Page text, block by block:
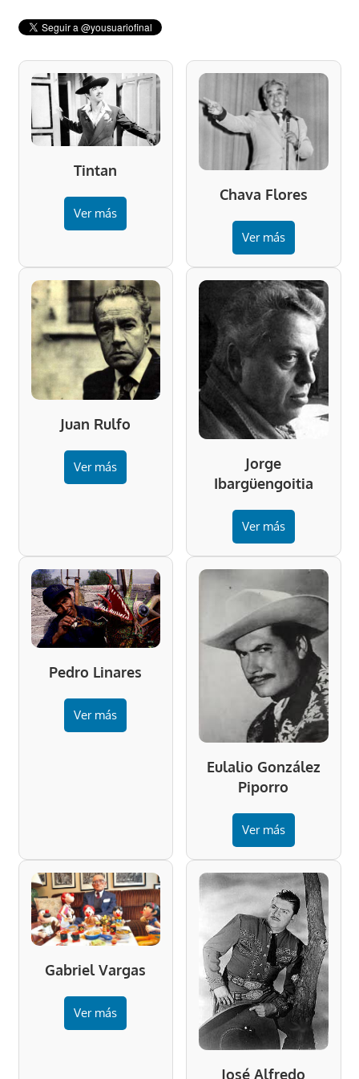
Tintan
Ver más
Chava Flores
Ver más
Juan Rulfo
Ver más
Jorge
Ibargüengoitia
Ver más
Pedro Linares
Ver más
Eulalio González
Piporro
Ver más
Gabriel Vargas
Ver más
José Alfredo